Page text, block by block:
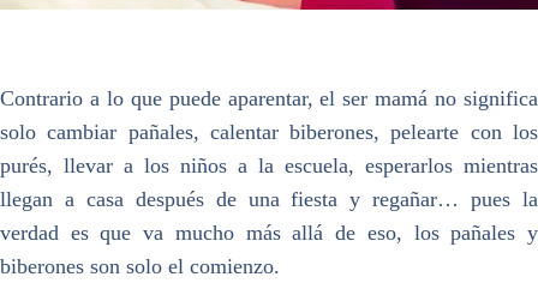
Contrario a lo que puede aparentar, el ser mamá no significa
solo cambiar pañales, calentar biberones, pelearte con los
purés, llevar a los niños a la escuela, esperarlos mientras
llegan a casa después de una fiesta y regañar… pues la
verdad es que va mucho más allá de eso, los pañales y
biberones son solo el comienzo.